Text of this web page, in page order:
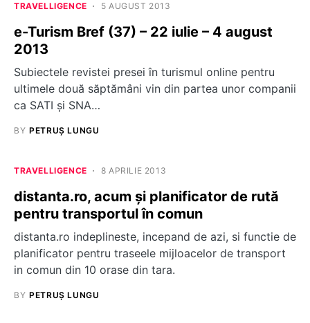
TRAVELLIGENCE 5 AUGUST 2013
e-Turism Bref (37) – 22 iulie – 4 august
2013
Subiectele revistei presei în turismul online pentru
ultimele două săptămâni vin din partea unor companii
ca SATI și SNA…
BY PETRUȘ LUNGU
TRAVELLIGENCE 8 APRILIE 2013
distanta.ro, acum şi planificator de rută
pentru transportul în comun
distanta.ro indeplineste, incepand de azi, si functie de
planificator pentru traseele mijloacelor de transport
in comun din 10 orase din tara.
BY PETRUȘ LUNGU